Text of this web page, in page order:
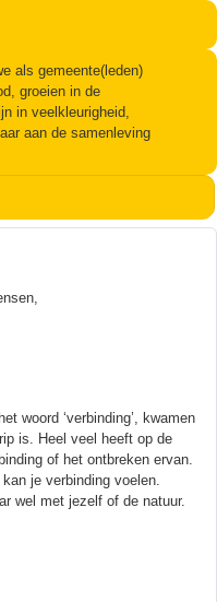
als gemeente(leden)
groeien in de
in veelkleurigheid,
aan de samenleving
woord ‘verbinding’, kwamen
is. Heel veel heeft op de
of het ontbreken ervan.
je verbinding voelen.
wel met jezelf of de natuur.